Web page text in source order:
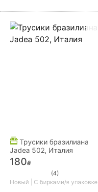
Трусики бразилиана
Jadea 502, Италия
180₴
(4)
Новый | С бирками/в упаковке